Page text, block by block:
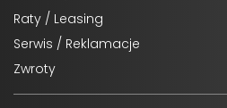
Raty / Leasing
Serwis / Reklamacje
Zwroty